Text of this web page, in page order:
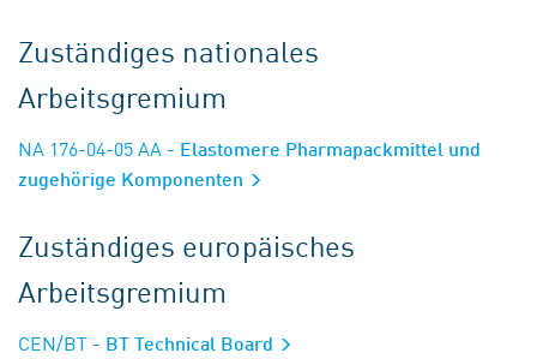
Zuständiges nationales
Arbeitsgremium
NA 176-04-05 AA - Elastomere Pharmapackmittel und
zugehörige Komponenten
Zuständiges europäisches
Arbeitsgremium
CEN/BT - BT Technical Board